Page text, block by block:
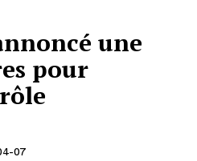
une
pour
07